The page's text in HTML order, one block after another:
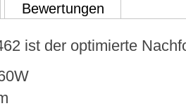
Bewertungen
ist der optimierte